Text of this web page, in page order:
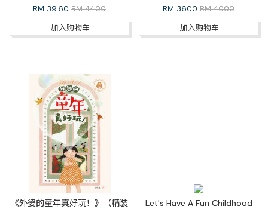
Doesn’t Santa Come to My
House（中英双语）
RM 39.60 RM 44.00
加入购物车
RM 36.00 RM 40.00
加入购物车
《外婆的童年真好玩！》（精装
Let's Have A Fun Childhood